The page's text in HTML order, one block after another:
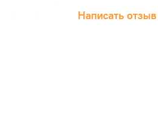
Написать отзыв